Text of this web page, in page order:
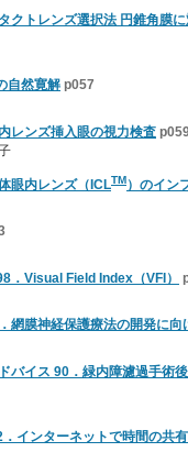
クトレンズ選択法 円錐角膜
自然寛解 p057
レンズ挿入眼の視力検査
眼内レンズ（ICLTM）のイン
．Visual Field Index（VFI）
網膜神経保護療法の開発に向
バイス 90．緑内障濾過手術
インターネットで時間の共